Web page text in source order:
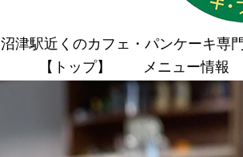
沼津駅近くのカフェ・パンケーキ専
【トップ】
メニュー情報